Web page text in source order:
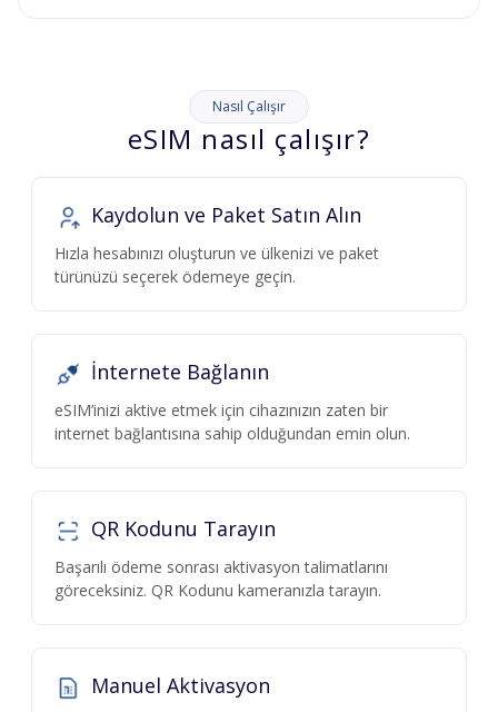
Nasıl Çalışır
eSIM nasıl çalışır?
Kaydolun ve Paket Satın Alın
Hızla hesabınızı oluşturun ve ülkenizi ve paket
türünüzü seçerek ödemeye geçin.
İnternete Bağlanın
eSIM’inizi aktive etmek için cihazınızın zaten bir
internet bağlantısına sahip olduğundan emin olun.
QR Kodunu Tarayın
Başarılı ödeme sonrası aktivasyon talimatlarını
göreceksiniz. QR Kodunu kameranızla tarayın.
Manuel Aktivasyon